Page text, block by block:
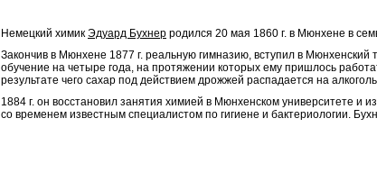
Немецкий химик Эдуард Бухнер родился 20 мая 1860 г. в Мюнхене в
Закончив в Мюнхене 1877 г. реальную гимназию, вступил в Мюнхенский
обучение на четыре года, на протяжении которых ему пришлось
результате чего сахар под действием дрожжей распадается на
1884 г. он восстановил занятия химией в Мюнхенском университете и
со временем известным специалистом по гигиене и бактериологии.